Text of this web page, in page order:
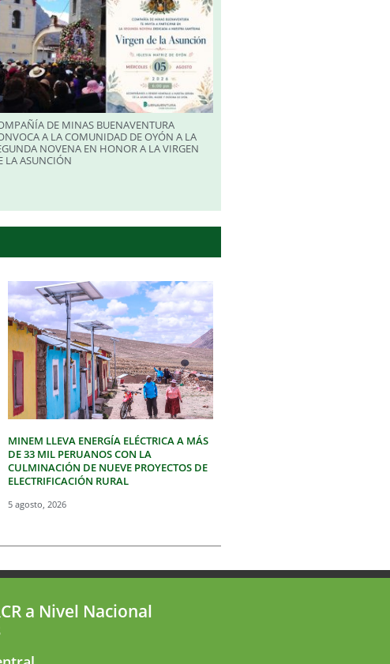
DE MINAS BUENAVENTURA
A LA COMUNIDAD DE OYÓN A LA
NOVENA EN HONOR A LA VIRGEN
LA ASUNCIÓN
MINEM LLEVA ENERGÍA ELÉCTRICA A MÁS
DE 33 MIL PERUANOS CON LA
CULMINACIÓN DE NUEVE PROYECTOS DE
ELECTRIFICACIÓN RURAL
5 agosto, 2026
a Nivel Nacional